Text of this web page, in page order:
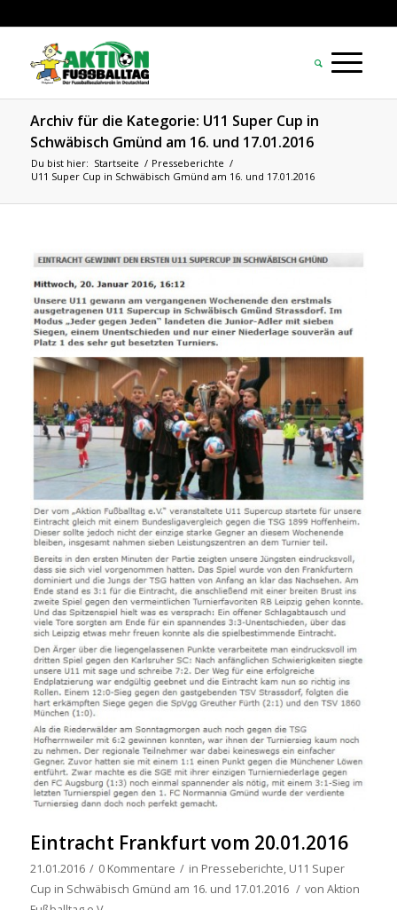
Archiv für die Kategorie: U11 Super Cup in
Schwäbisch Gmünd am 16. und 17.01.2016
Du bist hier: Startseite / Presseberichte /
U11 Super Cup in Schwäbisch Gmünd am 16. und 17.01.2016
Eintracht Frankfurt vom 20.01.2016
21.01.2016 / 0 Kommentare / in Presseberichte, U11 Super
Cup in Schwäbisch Gmünd am 16. und 17.01.2016 / von Aktion